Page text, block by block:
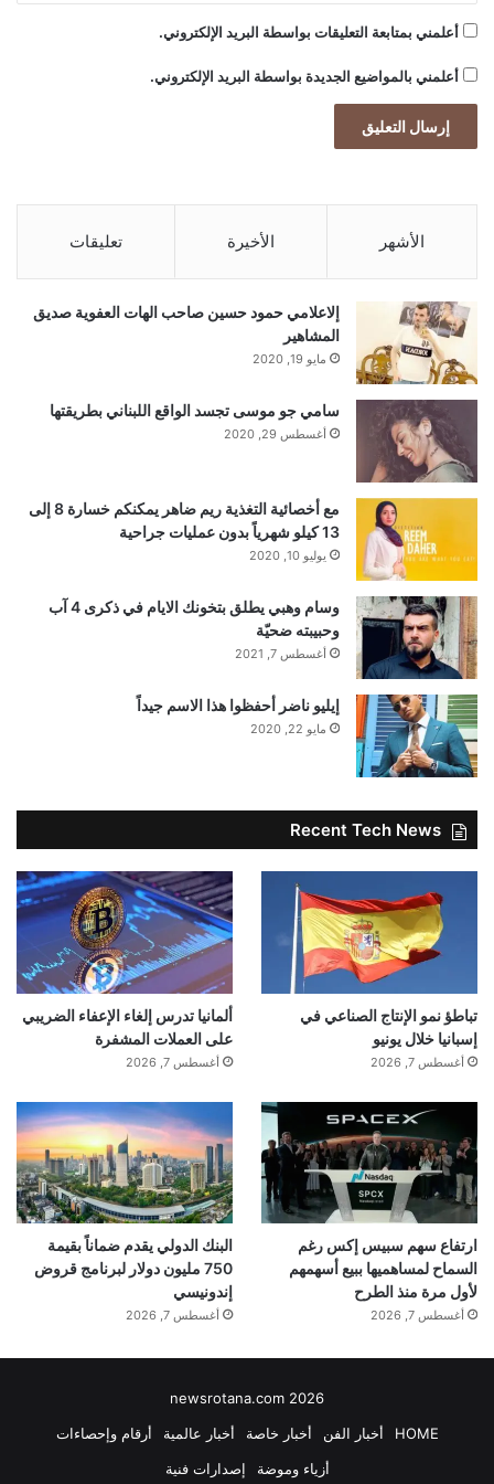
أعلمني بمتابعة التعليقات بواسطة البريد الإلكتروني.
أعلمني بالمواضيع الجديدة بواسطة البريد الإلكتروني.
الأشهر الأخيرة تعليقات
إلاعلامي حمود حسين صاحب الهات العفوية صديق
المشاهير
مايو 19, 2020
سامي جو موسى تجسد الواقع اللبناني بطريقتها
أغسطس 29, 2020
مع أخصائية التغذية ريم ضاهر يمكنكم خسارة 8 إلى
13 كيلو شهرياً بدون عمليات جراحية
يوليو 10, 2020
وسام وهبي يطلق بتخونك الايام في ذكرى 4 آب
وحبيبته ضحيّة
أغسطس 7, 2021
إيليو ناضر أحفظوا هذا الاسم جيداً
مايو 22, 2020
Recent Tech News
تباطؤ نمو الإنتاج الصناعي في
إسبانيا خلال يونيو
أغسطس 7, 2026
ألمانيا تدرس إلغاء الإعفاء الضريبي
على العملات المشفرة
أغسطس 7, 2026
ارتفاع سهم سبيس إكس رغم
السماح لمساهميها ببيع أسهمهم
لأول مرة منذ الطرح
أغسطس 7, 2026
البنك الدولي يقدم ضماناً بقيمة
750 مليون دولار لبرنامج قروض
إندونيسي
أغسطس 7, 2026
newsrotana.com 2026
HOME
أخبار الفن أخبار خاصة أخبار عالمية
أرقام وإحصاءات
أزياء وموضة
إصدارات فنية